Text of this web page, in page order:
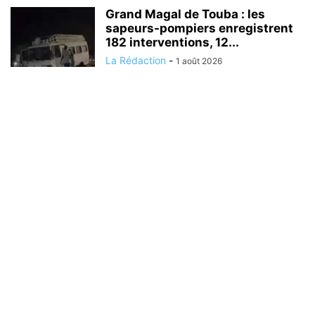
Grand Magal de Touba : les
sapeurs-pompiers enregistrent
182 interventions, 12...
La Rédaction - 1 août 2026